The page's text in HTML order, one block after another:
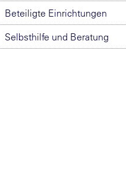
Beteiligte Einrichtungen
Selbsthilfe und Beratung